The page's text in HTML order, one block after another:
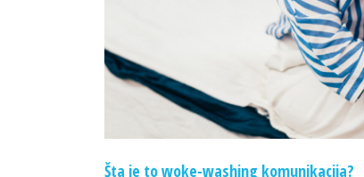
Šta je to woke-washing komunikacija?